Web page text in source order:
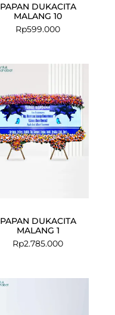
PAPAN DUKACITA
MALANG 10
Rp599.000
PAPAN DUKACITA
MALANG 1
Rp2.785.000